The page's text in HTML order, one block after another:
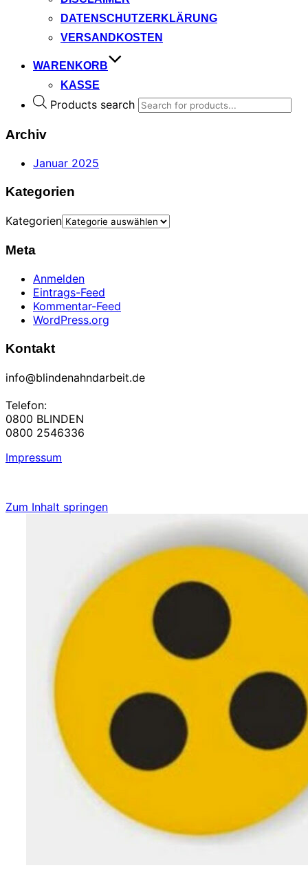
DATENSCHUTZERKLÄRUNG
VERSANDKOSTEN
WARENKORB
KASSE
Products search
Archiv
Januar 2025
Kategorien
Kategorien
Meta
Anmelden
Eintrags-Feed
Kommentar-Feed
WordPress.org
Kontakt
info@blindenahndarbeit.de
Telefon:
0800 BLINDEN
0800 2546336
Impressum
Zum Inhalt springen